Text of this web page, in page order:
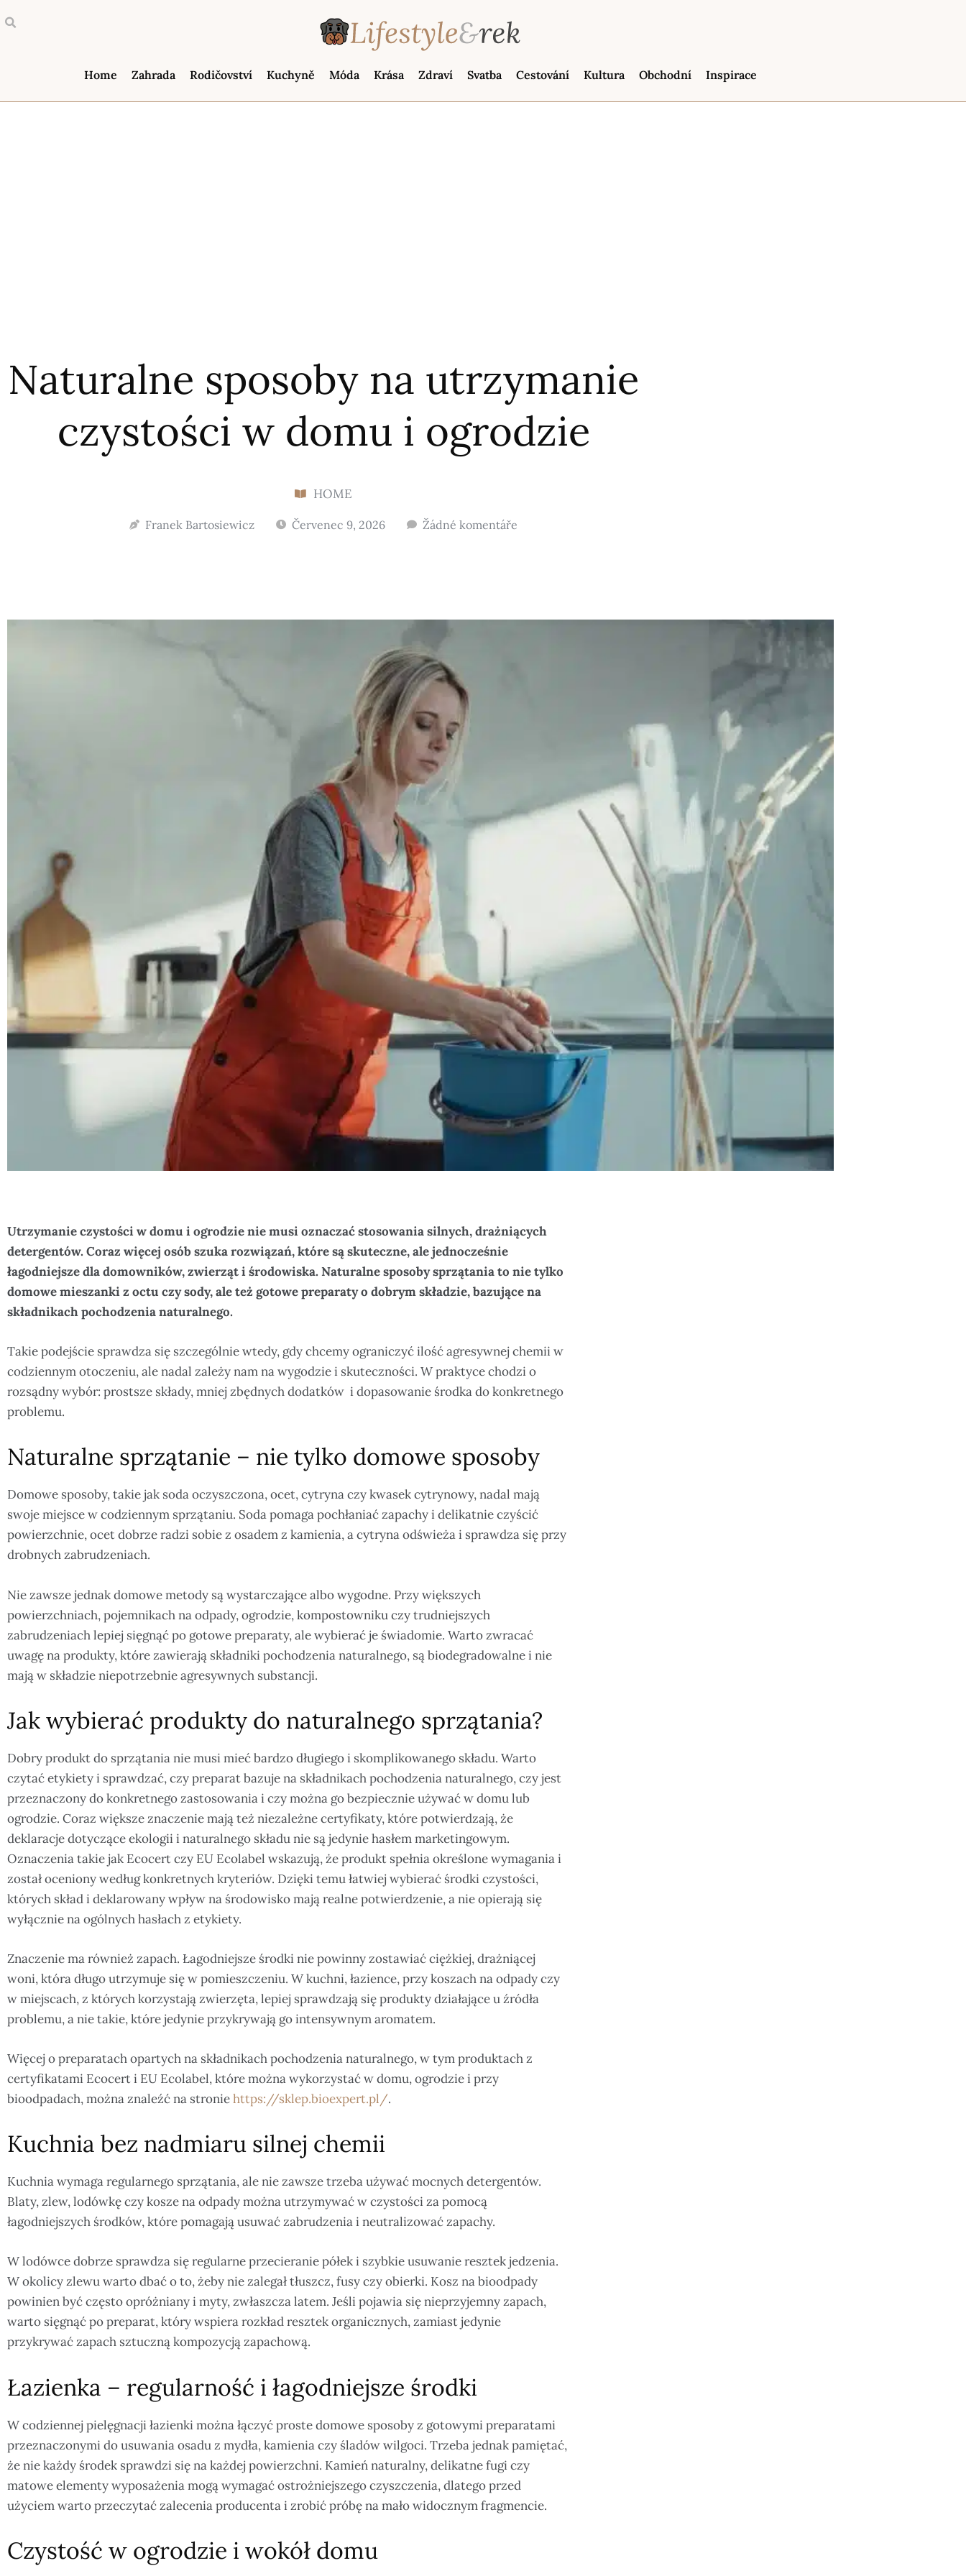
Home Zahrada Rodičovství Kuchyně Móda Krása Zdraví Svatba Cestování Kultura Obchodní Inspirace
Naturalne sposoby na utrzymanie
czystości w domu i ogrodzie
HOME
Franek Bartosiewicz Červenec 9, 2026 Žádné komentáře
Utrzymanie czystości w domu i ogrodzie nie musi oznaczać stosowania silnych, drażniących
detergentów. Coraz więcej osób szuka rozwiązań, które są skuteczne, ale jednocześnie
łagodniejsze dla domowników, zwierząt i środowiska. Naturalne sposoby sprzątania to nie tylko
domowe mieszanki z octu czy sody, ale też gotowe preparaty o dobrym składzie, bazujące na
składnikach pochodzenia naturalnego.
Takie podejście sprawdza się szczególnie wtedy, gdy chcemy ograniczyć ilość agresywnej chemii w
codziennym otoczeniu, ale nadal zależy nam na wygodzie i skuteczności. W praktyce chodzi o
rozsądny wybór: prostsze składy, mniej zbędnych dodatków i dopasowanie środka do konkretnego
problemu.
Naturalne sprzątanie – nie tylko domowe sposoby
Domowe sposoby, takie jak soda oczyszczona, ocet, cytryna czy kwasek cytrynowy, nadal mają
swoje miejsce w codziennym sprzątaniu. Soda pomaga pochłaniać zapachy i delikatnie czyścić
powierzchnie, ocet dobrze radzi sobie z osadem z kamienia, a cytryna odświeża i sprawdza się przy
drobnych zabrudzeniach.
Nie zawsze jednak domowe metody są wystarczające albo wygodne. Przy większych
powierzchniach, pojemnikach na odpady, ogrodzie, kompostowniku czy trudniejszych
zabrudzeniach lepiej sięgnąć po gotowe preparaty, ale wybierać je świadomie. Warto zwracać
uwagę na produkty, które zawierają składniki pochodzenia naturalnego, są biodegradowalne i nie
mają w składzie niepotrzebnie agresywnych substancji.
Jak wybierać produkty do naturalnego sprzątania?
Dobry produkt do sprzątania nie musi mieć bardzo długiego i skomplikowanego składu. Warto
czytać etykiety i sprawdzać, czy preparat bazuje na składnikach pochodzenia naturalnego, czy jest
przeznaczony do konkretnego zastosowania i czy można go bezpiecznie używać w domu lub
ogrodzie. Coraz większe znaczenie mają też niezależne certyfikaty, które potwierdzają, że
deklaracje dotyczące ekologii i naturalnego składu nie są jedynie hasłem marketingowym.
Oznaczenia takie jak Ecocert czy EU Ecolabel wskazują, że produkt spełnia określone wymagania i
został oceniony według konkretnych kryteriów. Dzięki temu łatwiej wybierać środki czystości,
których skład i deklarowany wpływ na środowisko mają realne potwierdzenie, a nie opierają się
wyłącznie na ogólnych hasłach z etykiety.
Znaczenie ma również zapach. Łagodniejsze środki nie powinny zostawiać ciężkiej, drażniącej
woni, która długo utrzymuje się w pomieszczeniu. W kuchni, łazience, przy koszach na odpady czy
w miejscach, z których korzystają zwierzęta, lepiej sprawdzają się produkty działające u źródła
problemu, a nie takie, które jedynie przykrywają go intensywnym aromatem.
Więcej o preparatach opartych na składnikach pochodzenia naturalnego, w tym produktach z
certyfikatami Ecocert i EU Ecolabel, które można wykorzystać w domu, ogrodzie i przy
bioodpadach, można znaleźć na stroniehttps://sklep.bioexpert.pl/.
Kuchnia bez nadmiaru silnej chemii
Kuchnia wymaga regularnego sprzątania, ale nie zawsze trzeba używać mocnych detergentów.
Blaty, zlew, lodówkę czy kosze na odpady można utrzymywać w czystości za pomocą
łagodniejszych środków, które pomagają usuwać zabrudzenia i neutralizować zapachy.
W lodówce dobrze sprawdza się regularne przecieranie półek i szybkie usuwanie resztek jedzenia.
W okolicy zlewu warto dbać o to, żeby nie zalegał tłuszcz, fusy czy obierki. Kosz na bioodpady
powinien być często opróżniany i myty, zwłaszcza latem. Jeśli pojawia się nieprzyjemny zapach,
warto sięgnąć po preparat, który wspiera rozkład resztek organicznych, zamiast jedynie
przykrywać zapach sztuczną kompozycją zapachową.
Łazienka – regularność i łagodniejsze środki
W codziennej pielęgnacji łazienki można łączyć proste domowe sposoby z gotowymi preparatami
przeznaczonymi do usuwania osadu z mydła, kamienia czy śladów wilgoci. Trzeba jednak pamiętać,
że nie każdy środek sprawdzi się na każdej powierzchni. Kamień naturalny, delikatne fugi czy
matowe elementy wyposażenia mogą wymagać ostrożniejszego czyszczenia, dlatego przed
użyciem warto przeczytać zalecenia producenta i zrobić próbę na mało widocznym fragmencie.
Czystość w ogrodzie i wokół domu